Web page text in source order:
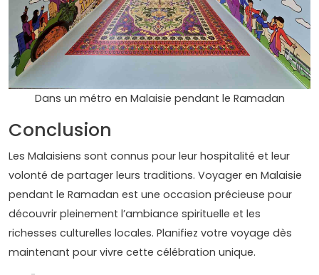
Dans un métro en Malaisie pendant le Ramadan
Conclusion
Les Malaisiens sont connus pour leur hospitalité et leur
volonté de partager leurs traditions. Voyager en Malaisie
pendant le Ramadan est une occasion précieuse pour
découvrir pleinement l’ambiance spirituelle et les
richesses culturelles locales. Planifiez votre voyage dès
maintenant pour vivre cette célébration unique.